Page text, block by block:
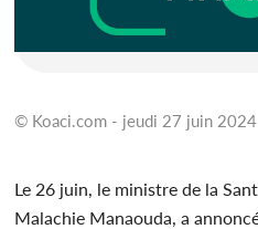
© Koaci.com - jeudi 27 juin
Le 26 juin, le ministre de la
Malachie Manaouda, a